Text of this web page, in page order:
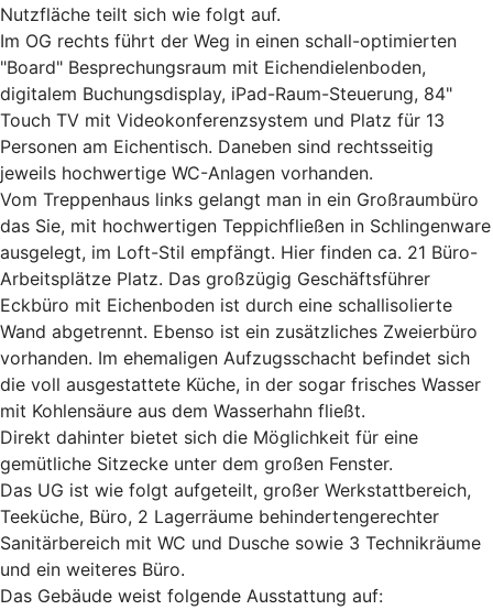
Nutzfläche teilt sich wie folgt auf.
Im OG rechts führt der Weg in einen schall-optimierten
"Board" Besprechungsraum mit Eichendielenboden,
digitalem Buchungsdisplay, iPad-Raum-Steuerung, 84"
Touch TV mit Videokonferenzsystem und Platz für 13
Personen am Eichentisch. Daneben sind rechtsseitig
jeweils hochwertige WC-Anlagen vorhanden.
Vom Treppenhaus links gelangt man in ein Großraumbüro
das Sie, mit hochwertigen Teppichfließen in Schlingenware
ausgelegt, im Loft-Stil empfängt. Hier finden ca. 21 Büro-
Arbeitsplätze Platz. Das großzügig Geschäftsführer
Eckbüro mit Eichenboden ist durch eine schallisolierte
Wand abgetrennt. Ebenso ist ein zusätzliches Zweierbüro
vorhanden. Im ehemaligen Aufzugsschacht befindet sich
die voll ausgestattete Küche, in der sogar frisches Wasser
mit Kohlensäure aus dem Wasserhahn fließt.
Direkt dahinter bietet sich die Möglichkeit für eine
gemütliche Sitzecke unter dem großen Fenster.
Das UG ist wie folgt aufgeteilt, großer Werkstattbereich,
Teeküche, Büro, 2 Lagerräume behindertengerechter
Sanitärbereich mit WC und Dusche sowie 3 Technikräume
und ein weiteres Büro.
Das Gebäude weist folgende Ausstattung auf: